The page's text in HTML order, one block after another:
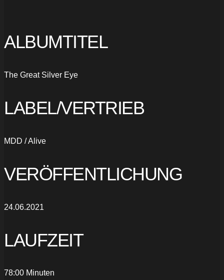
ALBUMTITEL
The Great Silver Eye
LABEL/VERTRIEB
MDD / Alive
VERÖFFENTLICHUNG
24.06.2021
LAUFZEIT
78:00 Minuten